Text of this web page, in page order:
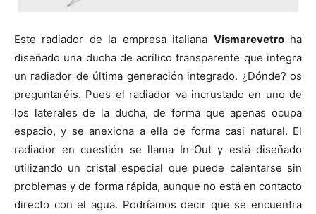
Este radiador de la empresa italiana Vismarevetroha
diseñado una ducha de acrílico transparente que integra
un radiador de última generación integrado. ¿Dónde? os
preguntaréis. Pues el radiador va incrustado en uno de
los laterales de la ducha, de forma que apenas ocupa
espacio, y se anexiona a ella de forma casi natural. El
radiador en cuestión se llama In-Out y está diseñado
utilizando un cristal especial que puede calentarse sin
problemas y de forma rápida, aunque no está en contacto
directo con el agua. Podríamos decir que se encuentra